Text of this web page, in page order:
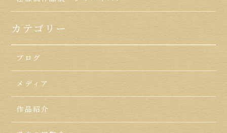
カテゴリー
ブログ
メディア
作品紹介